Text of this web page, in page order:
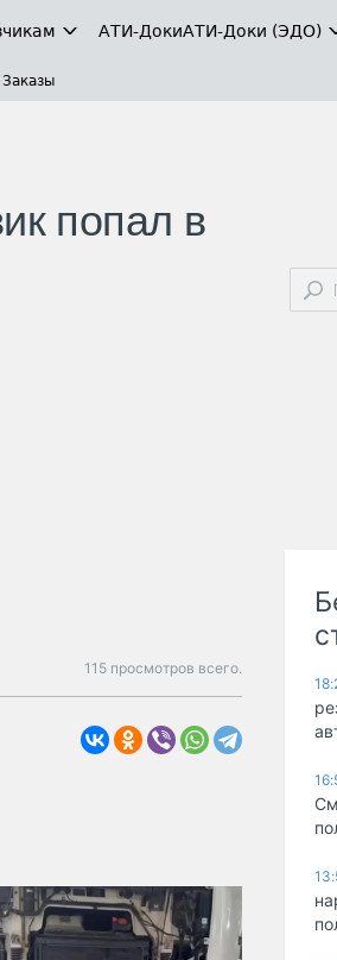
АТИ-ДокиАТИ-Доки (ЭДО)
Заказы
попал в
115 просмотров всего.